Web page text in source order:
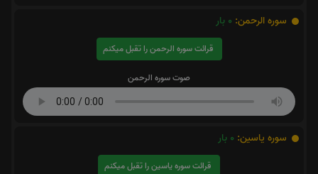
سوره الرحمن: 0 بار
قرائت سوره الرحمن را تقبل میکنم
صوت سوره الرحمن
سوره یاسین: 0 بار
قرائت سوره یاسین را تقبل میکنم